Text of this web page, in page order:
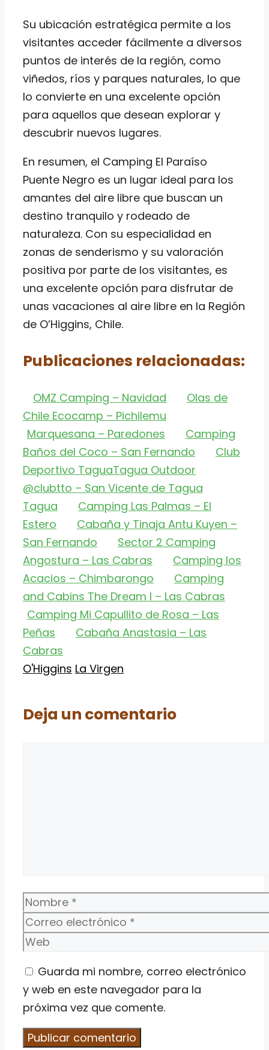
Su ubicación estratégica permite a los
visitantes acceder fácilmente a diversos
puntos de interés de la región, como
viñedos, ríos y parques naturales, lo que
lo convierte en una excelente opción
para aquellos que desean explorar y
descubrir nuevos lugares.
En resumen, el Camping El Paraíso
Puente Negro es un lugar ideal para los
amantes del aire libre que buscan un
destino tranquilo y rodeado de
naturaleza. Con su especialidad en
zonas de senderismo y su valoración
positiva por parte de los visitantes, es
una excelente opción para disfrutar de
unas vacaciones al aire libre en la Región
de O’Higgins, Chile.
Publicaciones relacionadas:
OMZ Camping – Navidad
Olas de
Chile Ecocamp – Pichilemu
Marquesana – Paredones
Camping
Baños del Coco – San Fernando
Club
Deportivo TaguaTagua Outdoor
@clubtto – San Vicente de Tagua
Tagua
Camping Las Palmas – El
Estero
Cabaña y Tinaja Antu Kuyen –
San Fernando
Sector 2 Camping
Angostura – Las Cabras
Camping los
Acacios – Chimbarongo
Camping
and Cabins The Dream I – Las Cabras
Camping Mi Capullito de Rosa – Las
Peñas
Cabaña Anastasia – Las
Cabras
Categorías
O'Higgins Etiquetas
La Virgen
Deja un comentario
Nombre
Correo
electrónico
Web
Guarda mi nombre, correo electrónico
y web en este navegador para la
próxima vez que comente.